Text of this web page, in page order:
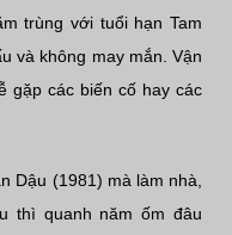
trùng với tuổi hạn Tam
và không may mắn. Vận
gặp các biến cố hay các
Dậu (1981) mà làm nhà,
thì quanh năm ốm đâu